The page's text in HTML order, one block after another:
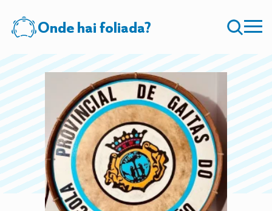
Onde hai foliada?